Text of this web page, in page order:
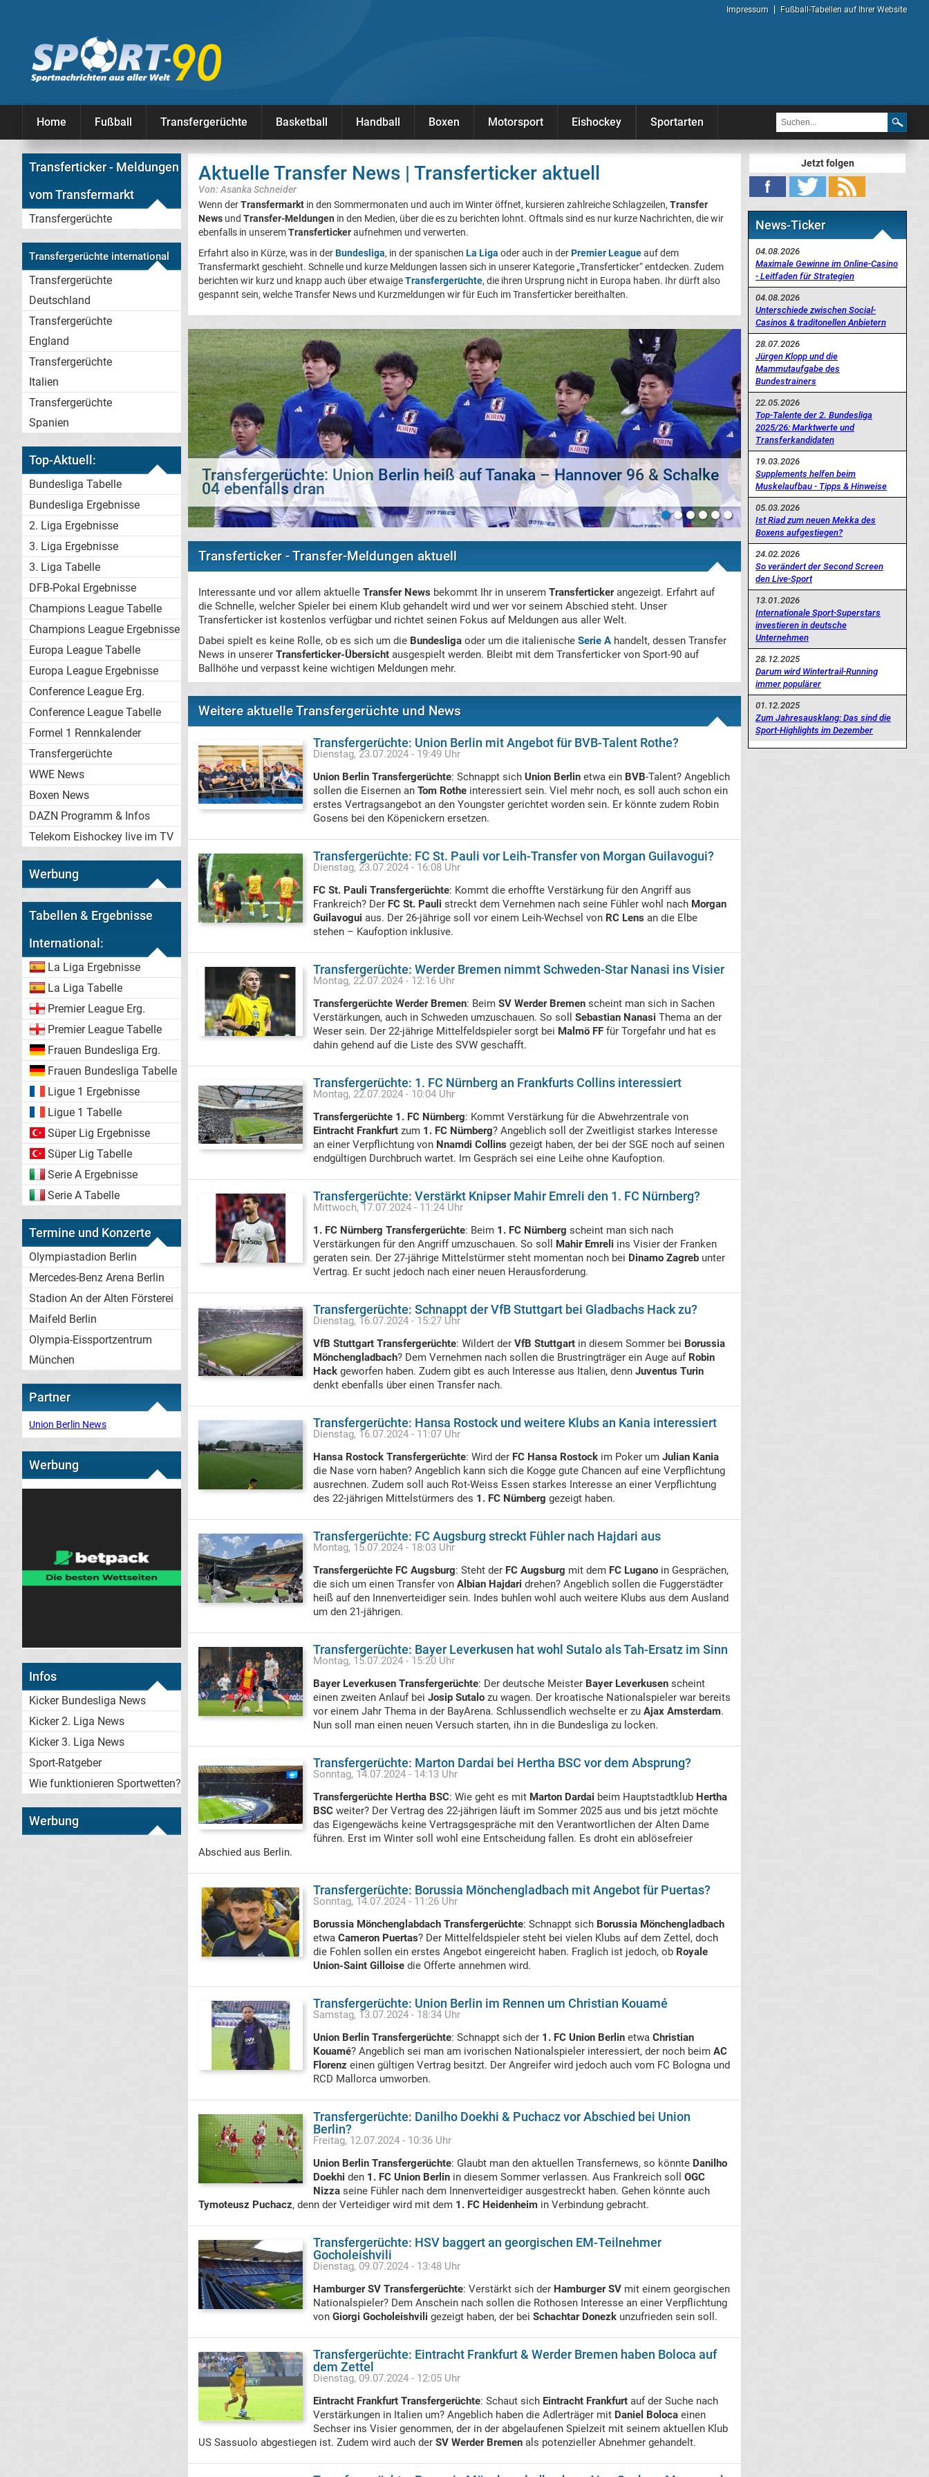
Impressum Fußball-Tabellen auf Ihrer Website
Home Fußball Transfergerüchte Basketball Handball Boxen Motorsport Eishockey Sportarten
Transferticker - Meldungen
vom Transfermarkt
Transfergerüchte
Transfergerüchte international
Transfergerüchte
Deutschland
Transfergerüchte
England
Transfergerüchte
Italien
Transfergerüchte
Spanien
Top-Aktuell:
Bundesliga Tabelle
Bundesliga Ergebnisse
2. Liga Ergebnisse
3. Liga Ergebnisse
3. Liga Tabelle
DFB-Pokal Ergebnisse
Champions League Tabelle
Champions League Ergebnisse
Europa League Tabelle
Europa League Ergebnisse
Conference League Erg.
Conference League Tabelle
Formel 1 Rennkalender
Transfergerüchte
WWE News
Boxen News
DAZN Programm & Infos
Telekom Eishockey live im TV
Werbung
Tabellen & Ergebnisse
International:
La Liga Ergebnisse
La Liga Tabelle
Premier League Erg.
Premier League Tabelle
Frauen Bundesliga Erg.
Frauen Bundesliga Tabelle
Ligue 1 Ergebnisse
Ligue 1 Tabelle
Süper Lig Ergebnisse
Süper Lig Tabelle
Serie A Ergebnisse
Serie A Tabelle
Termine und Konzerte
Olympiastadion Berlin
Mercedes-Benz Arena Berlin
Stadion An der Alten Försterei
Maifeld Berlin
Olympia-Eissportzentrum
München
Partner
Union Berlin News
Werbung
Infos
Kicker Bundesliga News
Kicker 2. Liga News
Kicker 3. Liga News
Sport-Ratgeber
Wie funktionieren Sportwetten?
Werbung
Aktuelle Transfer News | Transferticker aktuell
Von: Asanka Schneider
Wenn derTransfermarkt in den Sommermonaten und auch im Winter öffnet, kursieren zahlreiche Schlagzeilen, Transfer
News und Transfer-Meldungen in den Medien, über die es zu berichten lohnt. Oftmals sind es nur kurze Nachrichten, die wir
ebenfalls in unseremTransfertickeraufnehmen und verwerten.
Erfahrt also in Kürze, was in derBundesliga, in der spanischen La Liga oder auch in derPremier Leagueauf dem
Transfermarkt geschieht. Schnelle und kurze Meldungen lassen sich in unserer Kategorie „Transferticker“ entdecken. Zudem
berichten wir kurz und knapp auch über etwaigeTransfergerüchte, die ihren Ursprung nicht in Europa haben. Ihr dürft also
gespannt sein, welche Transfer News und Kurzmeldungen wir für Euch im Transferticker bereithalten.
Transfergerüchte: Bayer Leverkusen an Boca-Sechser Delgado dran?
Transferticker - Transfer-Meldungen aktuell
Interessante und vor allem aktuelle Transfer News bekommt Ihr in unserem Transfertickerangezeigt. Erfahrt auf
die Schnelle, welcher Spieler bei einem Klub gehandelt wird und wer vor seinem Abschied steht. Unser
Transferticker ist kostenlos verfügbar und richtet seinen Fokus auf Meldungen aus aller Welt.
Dabei spielt es keine Rolle, ob es sich um die Bundesliga oder um die italienische Serie A handelt, dessen Transfer
News in unserer Transferticker-Übersicht ausgespielt werden. Bleibt mit dem Transferticker von Sport-90 auf
Ballhöhe und verpasst keine wichtigen Meldungen mehr.
Weitere aktuelle Transfergerüchte und News
Transfergerüchte: Union Berlin mit Angebot für BVB-Talent Rothe?
Dienstag, 23.07.2024 - 19:49 Uhr
Union Berlin Transfergerüchte: Schnappt sich Union Berlin etwa ein BVB-Talent? Angeblich
sollen die Eisernen an Tom Rothe interessiert sein. Viel mehr noch, es soll auch schon ein
erstes Vertragsangebot an den Youngster gerichtet worden sein. Er könnte zudem Robin
Gosens bei den Köpenickern ersetzen.
Transfergerüchte: FC St. Pauli vor Leih-Transfer von Morgan Guilavogui?
Dienstag, 23.07.2024 - 16:08 Uhr
FC St. Pauli Transfergerüchte: Kommt die erhoffte Verstärkung für den Angriff aus
Frankreich? Der FC St. Pauli streckt dem Vernehmen nach seine Fühler wohl nach Morgan
Guilavogui aus. Der 26-jährige soll vor einem Leih-Wechsel von RC Lens an die Elbe
stehen – Kaufoption inklusive.
Transfergerüchte: Werder Bremen nimmt Schweden-Star Nanasi ins Visier
Montag, 22.07.2024 - 12:16 Uhr
Transfergerüchte Werder Bremen: Beim SV Werder Bremen scheint man sich in Sachen
Verstärkungen, auch in Schweden umzuschauen. So soll Sebastian Nanasi Thema an der
Weser sein. Der 22-jährige Mittelfeldspieler sorgt bei Malmö FF für Torgefahr und hat es
dahin gehend auf die Liste des SVW geschafft.
Transfergerüchte: 1. FC Nürnberg an Frankfurts Collins interessiert
Montag, 22.07.2024 - 10:04 Uhr
Transfergerüchte 1. FC Nürnberg: Kommt Verstärkung für die Abwehrzentrale von
Eintracht Frankfurt zum 1. FC Nürnberg? Angeblich soll der Zweitligist starkes Interesse
an einer Verpflichtung von Nnamdi Collins gezeigt haben, der bei der SGE noch auf seinen
endgültigen Durchbruch wartet. Im Gespräch sei eine Leihe ohne Kaufoption.
Transfergerüchte: Verstärkt Knipser Mahir Emreli den 1. FC Nürnberg?
Mittwoch, 17.07.2024 - 11:24 Uhr
1. FC Nürnberg Transfergerüchte: Beim 1. FC Nürnberg scheint man sich nach
Verstärkungen für den Angriff umzuschauen. So soll Mahir Emreli ins Visier der Franken
geraten sein. Der 27-jährige Mittelstürmer steht momentan noch bei Dinamo Zagreb unter
Vertrag. Er sucht jedoch nach einer neuen Herausforderung.
Transfergerüchte: Schnappt der VfB Stuttgart bei Gladbachs Hack zu?
Dienstag, 16.07.2024 - 15:27 Uhr
VfB Stuttgart Transfergerüchte: Wildert der VfB Stuttgart in diesem Sommer bei Borussia
Mönchengladbach? Dem Vernehmen nach sollen die Brustringträger ein Auge auf Robin
Hack geworfen haben. Zudem gibt es auch Interesse aus Italien, denn Juventus Turin
denkt ebenfalls über einen Transfer nach.
Transfergerüchte: Hansa Rostock und weitere Klubs an Kania interessiert
Dienstag, 16.07.2024 - 11:07 Uhr
Hansa Rostock Transfergerüchte: Wird der FC Hansa Rostock im Poker um Julian Kania
die Nase vorn haben? Angeblich kann sich die Kogge gute Chancen auf eine Verpflichtung
ausrechnen. Zudem soll auch Rot-Weiss Essen starkes Interesse an einer Verpflichtung
des 22-jährigen Mittelstürmers des 1. FC Nürnberg gezeigt haben.
Transfergerüchte: FC Augsburg streckt Fühler nach Hajdari aus
Montag, 15.07.2024 - 18:03 Uhr
Transfergerüchte FC Augsburg: Steht der FC Augsburg mit dem FC Lugano in Gesprächen,
die sich um einen Transfer von Albian Hajdari drehen? Angeblich sollen die Fuggerstädter
heiß auf den Innenverteidiger sein. Indes buhlen wohl auch weitere Klubs aus dem Ausland
um den 21-jährigen.
Transfergerüchte: Bayer Leverkusen hat wohl Sutalo als Tah-Ersatz im Sinn
Montag, 15.07.2024 - 15:20 Uhr
Bayer Leverkusen Transfergerüchte: Der deutsche Meister Bayer Leverkusen scheint
einen zweiten Anlauf bei Josip Sutalo zu wagen. Der kroatische Nationalspieler war bereits
vor einem Jahr Thema in der BayArena. Schlussendlich wechselte er zu Ajax Amsterdam.
Nun soll man einen neuen Versuch starten, ihn in die Bundesliga zu locken.
Transfergerüchte: Marton Dardai bei Hertha BSC vor dem Absprung?
Sonntag, 14.07.2024 - 14:13 Uhr
Transfergerüchte Hertha BSC: Wie geht es mit Marton Dardai beim Hauptstadtklub Hertha
BSC weiter? Der Vertrag des 22-jährigen läuft im Sommer 2025 aus und bis jetzt möchte
das Eigengewächs keine Vertragsgespräche mit den Verantwortlichen der Alten Dame
führen. Erst im Winter soll wohl eine Entscheidung fallen. Es droht ein ablösefreier
Abschied aus Berlin.
Transfergerüchte: Borussia Mönchengladbach mit Angebot für Puertas?
Sonntag, 14.07.2024 - 11:26 Uhr
Borussia Mönchenglabdach Transfergerüchte: Schnappt sich Borussia Mönchengladbach
etwa Cameron Puertas? Der Mittelfeldspieler steht bei vielen Klubs auf dem Zettel, doch
die Fohlen sollen ein erstes Angebot eingereicht haben. Fraglich ist jedoch, ob Royale
Union-Saint Gilloise die Offerte annehmen wird.
Transfergerüchte: Union Berlin im Rennen um Christian Kouamé
Samstag, 13.07.2024 - 18:34 Uhr
Union Berlin Transfergerüchte: Schnappt sich der 1. FC Union Berlin etwa Christian
Kouamé? Angeblich sei man am ivorischen Nationalspieler interessiert, der noch beim AC
Florenz einen gültigen Vertrag besitzt. Der Angreifer wird jedoch auch vom FC Bologna und
RCD Mallorca umworben.
Transfergerüchte: Danilho Doekhi & Puchacz vor Abschied bei Union
Berlin?
Freitag, 12.07.2024 - 10:36 Uhr
Union Berlin Transfergerüchte: Glaubt man den aktuellen Transfernews, so könnte Danilho
Doekhi den 1. FC Union Berlin in diesem Sommer verlassen. Aus Frankreich soll OGC
Nizza seine Fühler nach dem Innenverteidiger ausgestreckt haben. Gehen könnte auch
Tymoteusz Puchacz, denn der Verteidiger wird mit dem 1. FC Heidenheim in Verbindung gebracht.
Transfergerüchte: HSV baggert an georgischen EM-Teilnehmer
Gocholeishvili
Dienstag, 09.07.2024 - 13:48 Uhr
Hamburger SV Transfergerüchte: Verstärkt sich der Hamburger SV mit einem georgischen
Nationalspieler? Dem Anschein nach sollen die Rothosen Interesse an einer Verpflichtung
von Giorgi Gocholeishvili gezeigt haben, der bei Schachtar Donezk unzufrieden sein soll.
Transfergerüchte: Eintracht Frankfurt & Werder Bremen haben Boloca auf
dem Zettel
Dienstag, 09.07.2024 - 12:05 Uhr
Eintracht Frankfurt Transfergerüchte: Schaut sich Eintracht Frankfurt auf der Suche nach
Verstärkungen in Italien um? Angeblich haben die Adlerträger mit Daniel Boloca einen
Sechser ins Visier genommen, der in der abgelaufenen Spielzeit mit seinem aktuellen Klub
US Sassuolo abgestiegen ist. Zudem wird auch der SV Werder Bremen als potenzieller Abnehmer gehandelt.
Jetzt folgen
News-Ticker
04.08.2026
Maximale Gewinne im Online-Casino
- Leitfaden für Strategien
04.08.2026
Unterschiede zwischen Social-
Casinos & traditonellen Anbietern
28.07.2026
Jürgen Klopp und die
Mammutaufgabe des
Bundestrainers
22.05.2026
Top-Talente der 2. Bundesliga
2025/26: Marktwerte und
Transferkandidaten
19.03.2026
Supplements helfen beim
Muskelaufbau - Tipps & Hinweise
05.03.2026
Ist Riad zum neuen Mekka des
Boxens aufgestiegen?
24.02.2026
So verändert der Second Screen
den Live-Sport
13.01.2026
Internationale Sport-Superstars
investieren in deutsche
Unternehmen
28.12.2025
Darum wird Wintertrail-Running
immer populärer
01.12.2025
Zum Jahresausklang: Das sind die
Sport-Highlights im Dezember